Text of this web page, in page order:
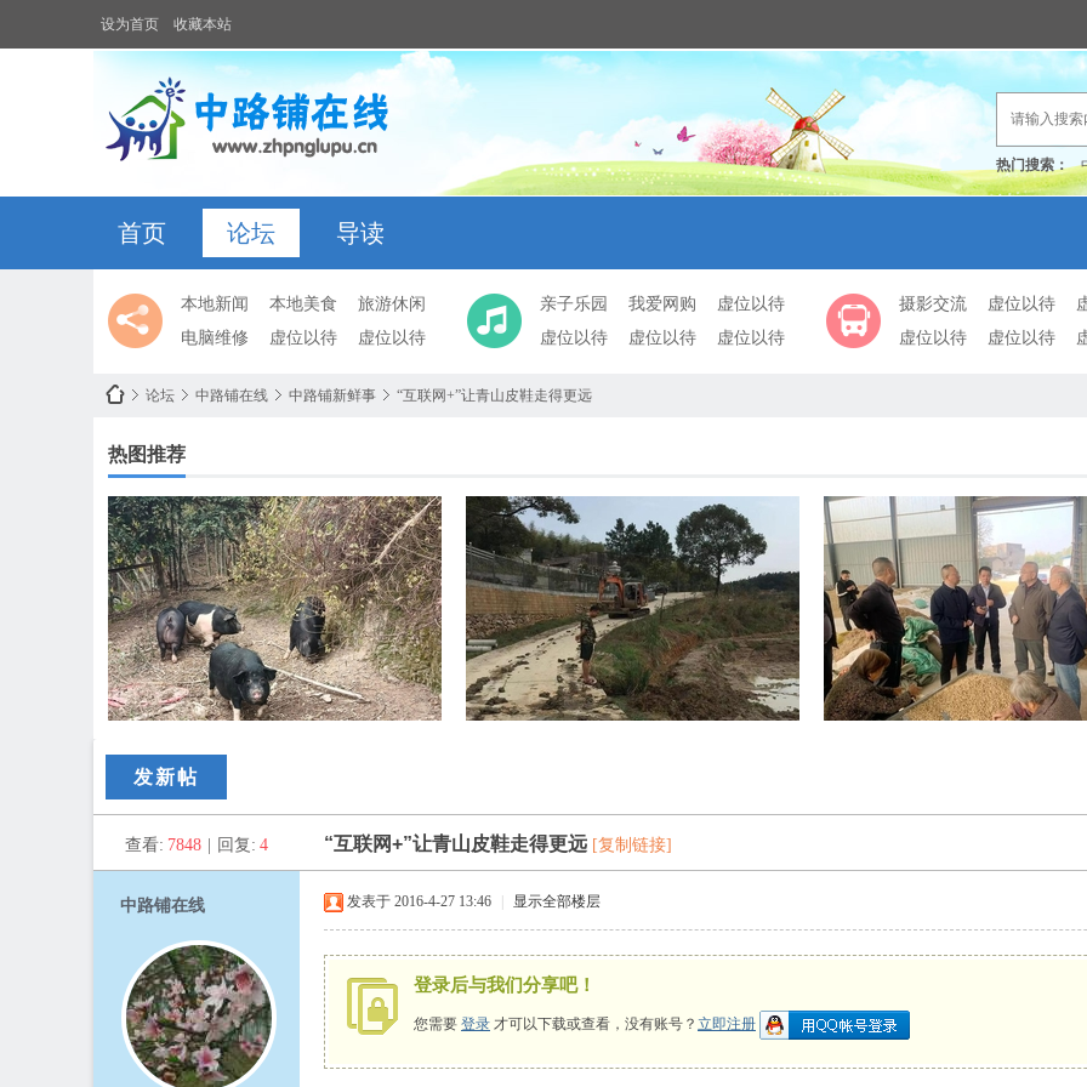
设为首页 收藏本站
热门搜索：
首页 论坛 导读
本地新闻 本地美食
旅游休闲
电脑维修
虚位以待 虚位以待
亲子乐园 我爱网购
虚位以待
虚位以待
虚位以待 虚位以待
摄影交流 虚位以待
虚位以待
虚位以待
中
论坛 中路铺在线 中路铺新鲜事 “互联网+”让青山皮鞋走得更远
热图推荐
发新帖
查看: 7848 回复: 4 “互联网+”让青山皮鞋走得更远 [复制链接]
中路铺在线 发表于 2016-4-27 13:46 显示全部楼层
登录后与我们分享吧！
您需要 登录 才可以下载或查看，没有账号？ 立即注册